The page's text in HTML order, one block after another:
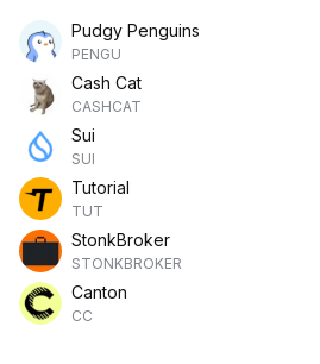
Pudgy Penguins
PENGU
Cash Cat
CASHCAT
Sui
SUI
Tutorial
TUT
StonkBroker
STONKBROKER
Canton
CC